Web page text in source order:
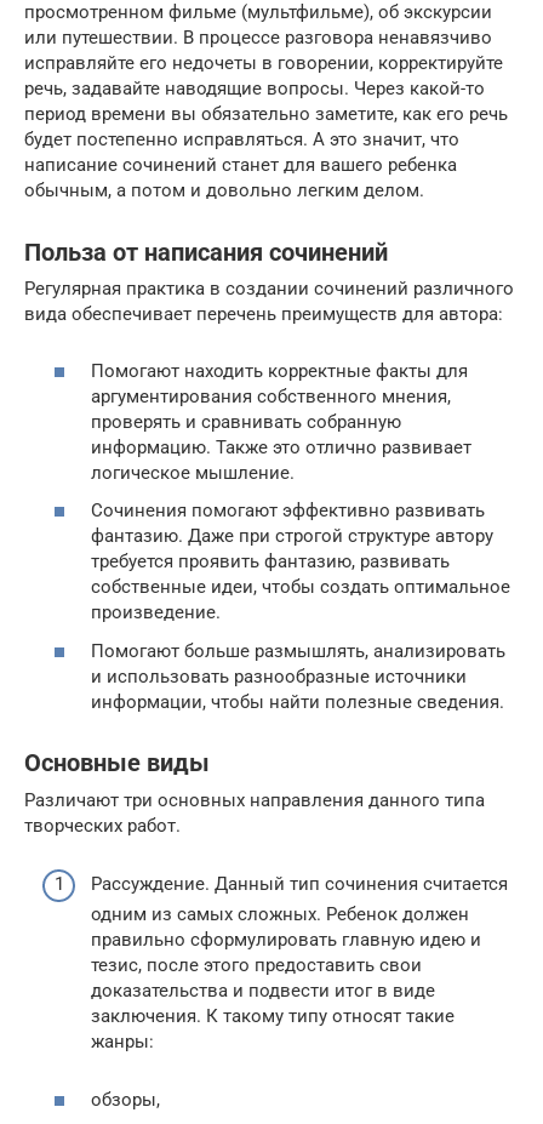
просмотренном фильме (мультфильме), об экскурсии
или путешествии. В процессе разговора ненавязчиво
исправляйте его недочеты в говорении, корректируйте
речь, задавайте наводящие вопросы. Через какой-то
период времени вы обязательно заметите, как его речь
будет постепенно исправляться. А это значит, что
написание сочинений станет для вашего ребенка
обычным, а потом и довольно легким делом.
Польза от написания сочинений
Регулярная практика в создании сочинений различного
вида обеспечивает перечень преимуществ для автора:
Помогают находить корректные факты для
аргументирования собственного мнения,
проверять и сравнивать собранную
информацию. Также это отлично развивает
логическое мышление.
Сочинения помогают эффективно развивать
фантазию. Даже при строгой структуре автору
требуется проявить фантазию, развивать
собственные идеи, чтобы создать оптимальное
произведение.
Помогают больше размышлять, анализировать
и использовать разнообразные источники
информации, чтобы найти полезные сведения.
Основные виды
Различают три основных направления данного типа
творческих работ.
Рассуждение. Данный тип сочинения считается
одним из самых сложных. Ребенок должен
правильно сформулировать главную идею и
тезис, после этого предоставить свои
доказательства и подвести итог в виде
заключения. К такому типу относят такие
жанры:
обзоры,